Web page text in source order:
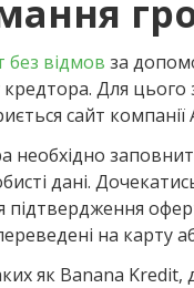
без відмов за
Для цього
сайт компанії
необхідно
дані.
на карту
як Banana